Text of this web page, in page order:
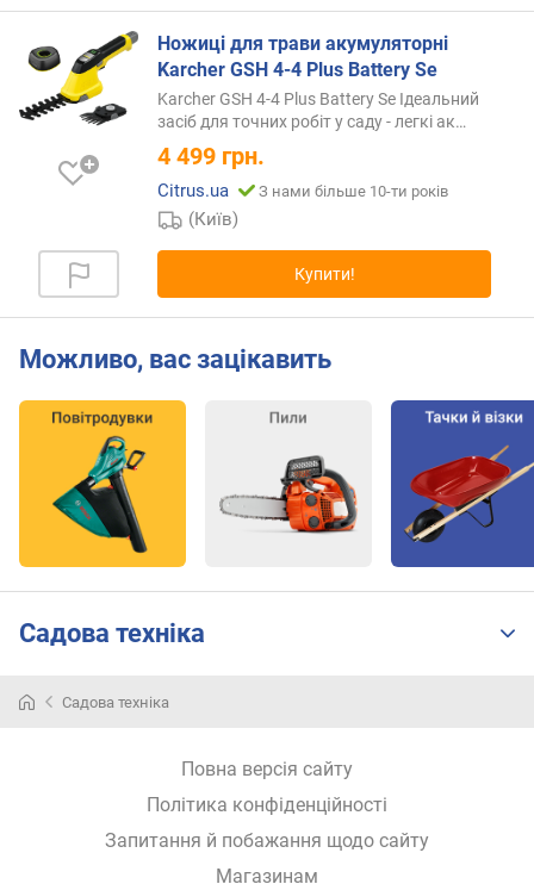
к
р
л
ц
г
а
"
)
и
д
і
с
ь
а
Ножиці для трави акумуляторні
Karcher GSH 4-4 Plus Battery Se
Karcher GSH 4-4 Plus Battery Se Ідеальний
засіб для точних робіт у саду - легкіак…
4 499 грн.
Citrus.ua З нами більше 10-ти років
(Київ)
Купити!
Можливо, вас зацікавить
Садова техніка
Садова техніка
Повна версія сайту
Політика конфіденційності
Запитання й побажання щодо сайту
Магазинам